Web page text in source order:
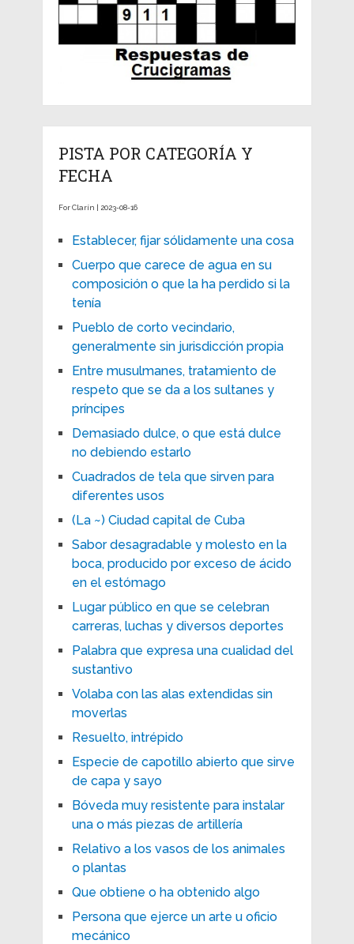
PISTA POR CATEGORÍA Y
FECHA
For Clarín | 2023-08-16
Establecer, fijar sólidamente una cosa
Cuerpo que carece de agua en su
composición o que la ha perdido si la
tenía
Pueblo de corto vecindario,
generalmente sin jurisdicción propia
Entre musulmanes, tratamiento de
respeto que se da a los sultanes y
príncipes
Demasiado dulce, o que está dulce
no debiendo estarlo
Cuadrados de tela que sirven para
diferentes usos
(La ~) Ciudad capital de Cuba
Sabor desagradable y molesto en la
boca, producido por exceso de ácido
en el estómago
Lugar público en que se celebran
carreras, luchas y diversos deportes
Palabra que expresa una cualidad del
sustantivo
Volaba con las alas extendidas sin
moverlas
Resuelto, intrépido
Especie de capotillo abierto que sirve
de capa y sayo
Bóveda muy resistente para instalar
una o más piezas de artillería
Relativo a los vasos de los animales
o plantas
Que obtiene o ha obtenido algo
Persona que ejerce un arte u oficio
mecánico